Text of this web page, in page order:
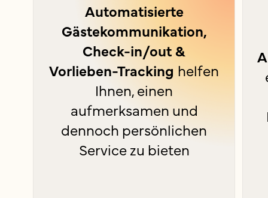
Automatisierte
Gästekommunikation,
Check-in/out &
Vorlieben-Tracking helfen
Ihnen, einen
aufmerksamen und
dennoch persönlichen
Service zu bieten